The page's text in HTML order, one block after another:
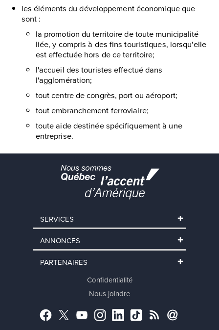
les éléments du développement économique que
sont :
la promotion du territoire de toute municipalité
liée, y compris à des fins touristiques, lorsqu'elle
est effectuée hors de ce territoire;
l'accueil des touristes effectué dans
l'agglomération;
tout centre de congrès, port ou aéroport;
tout embranchement ferroviaire;
toute aide destinée spécifiquement à une
entreprise.
SERVICES
ANNONCES
PARTENAIRES
Confidentialité
Nous joindre
Facebook
TwitterYouTubeInstagram
LinkedInTikTokRSS Abonnement